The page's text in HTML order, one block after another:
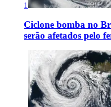
1
Ciclone bomba no
serão afetados pelo